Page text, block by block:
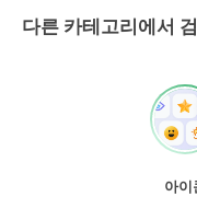
다른 카테고리에서
아이